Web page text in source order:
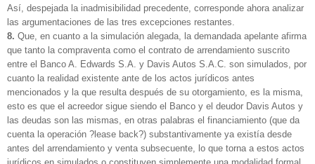
Así, despejada la inadmisibilidad precedente, corresponde ahora analizar
las argumentaciones de las tres excepciones restantes.
8. Que, en cuanto a la simulación alegada, la demandada apelante afirma
que tanto la compraventa como el contrato de arrendamiento suscrito
entre el Banco A. Edwards S.A. y Davis Autos S.A.C. son simulados, por
cuanto la realidad existente ante de los actos jurídicos antes
mencionados y la que resulta después de su otorgamiento, es la misma,
esto es que el acreedor sigue siendo el Banco y el deudor Davis Autos y
las deudas son las mismas, en otras palabras el financiamiento (que da
cuenta la operación ?lease back?) substantivamente ya existía desde
antes del arrendamiento y venta subsecuente, lo que torna a estos actos